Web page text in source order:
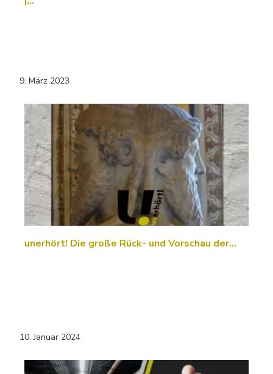
9. März 2023
unerhört! Die große Rück- und Vorschau der…
10. Januar 2024